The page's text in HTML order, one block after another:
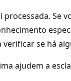
Se
se há
ajudem a